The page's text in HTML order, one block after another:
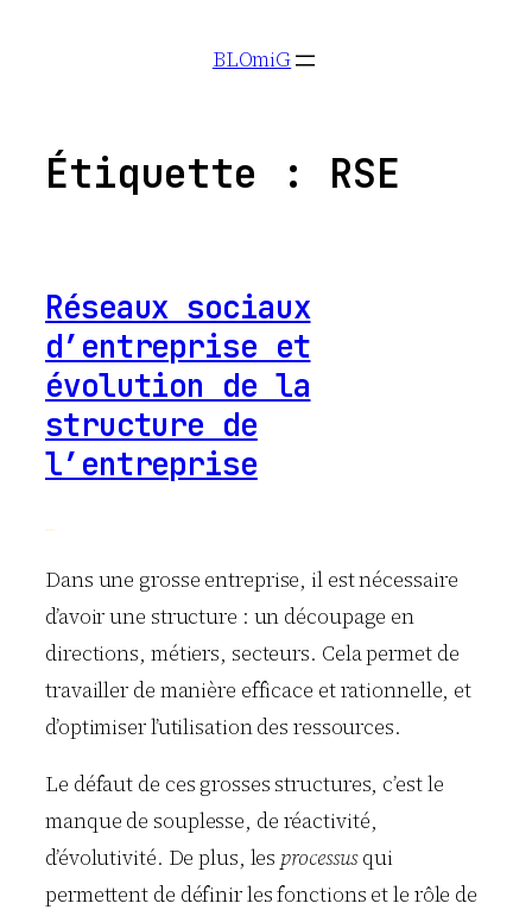
BLOmiG
Étiquette : RSE
Réseaux sociaux
d’entreprise et
évolution de la
structure de
l’entreprise
Dans une grosse entreprise, il est nécessaire
d’avoir une structure : un découpage en
directions, métiers, secteurs. Cela permet de
travailler de manière efficace et rationnelle, et
d’optimiser l’utilisation des ressources.
Le défaut de ces grosses structures, c’est le
manque de souplesse, de réactivité,
d’évolutivité. De plus, les processusqui
permettent de définir les fonctions et le rôle de